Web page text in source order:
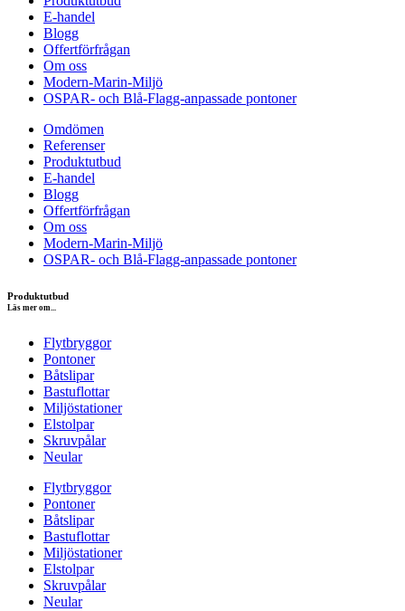
E-handel
Blogg
Offertförfrågan
Om oss
Modern-Marin-Miljö
OSPAR- och Blå-Flagg-anpassade pontoner
Omdömen
Referenser
Produktutbud
E-handel
Blogg
Offertförfrågan
Om oss
Modern-Marin-Miljö
OSPAR- och Blå-Flagg-anpassade pontoner
Produktutbud
Läs mer om...
Flytbryggor
Pontoner
Båtslipar
Bastuflottar
Miljöstationer
Elstolpar
Skruvpålar
Neular
Flytbryggor
Pontoner
Båtslipar
Bastuflottar
Miljöstationer
Elstolpar
Skruvpålar
Neular